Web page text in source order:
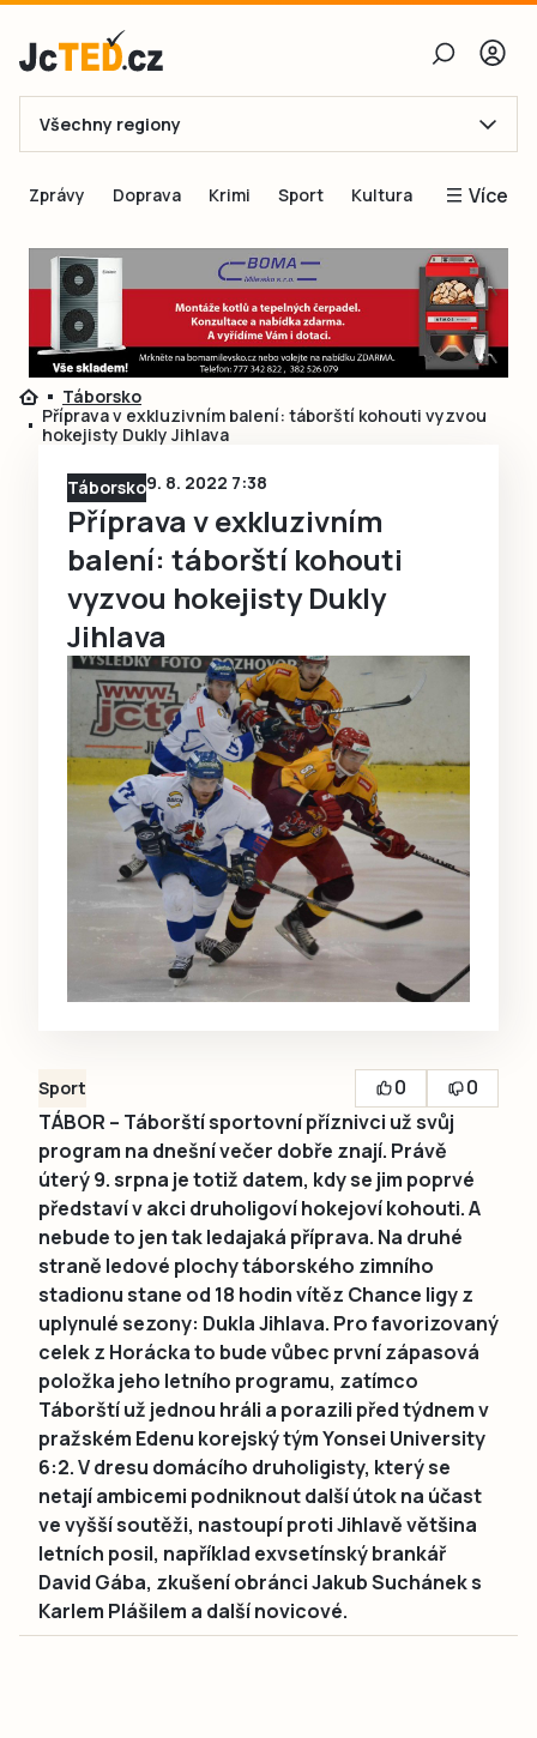
E-mail
Obnovit heslo
Přihlásit se
Ještě nemám účet, chci se
Všechny regiony
Zprávy Doprava Krimi Sport Kultura Více
Blogy
Inspirace
Čtenáři píší
Speciální přílohy
Táborsko
Příprava v exkluzivním balení: táborští kohouti vyzvou
hokejisty Dukly Jihlava
Táborsko9. 8. 2022 7:38
Příprava v exkluzivním
balení: táborští kohouti
vyzvou hokejisty Dukly
Jihlava
Sport 0
0
TÁBOR – Táborští sportovní příznivci už svůj
program na dnešní večer dobře znají. Právě
úterý 9. srpna je totiž datem, kdy se jim poprvé
představí v akci druholigoví hokejoví kohouti. A
nebude to jen tak ledajaká příprava. Na druhé
straně ledové plochy táborského zimního
stadionu stane od 18 hodin vítěz Chance ligy z
uplynulé sezony: Dukla Jihlava. Pro favorizovaný
celek z Horácka to bude vůbec první zápasová
položka jeho letního programu, zatímco
Táborští už jednou hráli a porazili před týdnem v
pražském Edenu korejský tým Yonsei University
6:2. V dresu domácího druholigisty, který se
netají ambicemi podniknout další útok na účast
ve vyšší soutěži, nastoupí proti Jihlavě většina
letních posil, například exvsetínský brankář
David Gába, zkušení obránci Jakub Suchánek s
Karlem Plášilem a další novicové.